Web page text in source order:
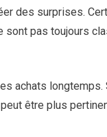
des surprises.
pas toujours
achats
être plus